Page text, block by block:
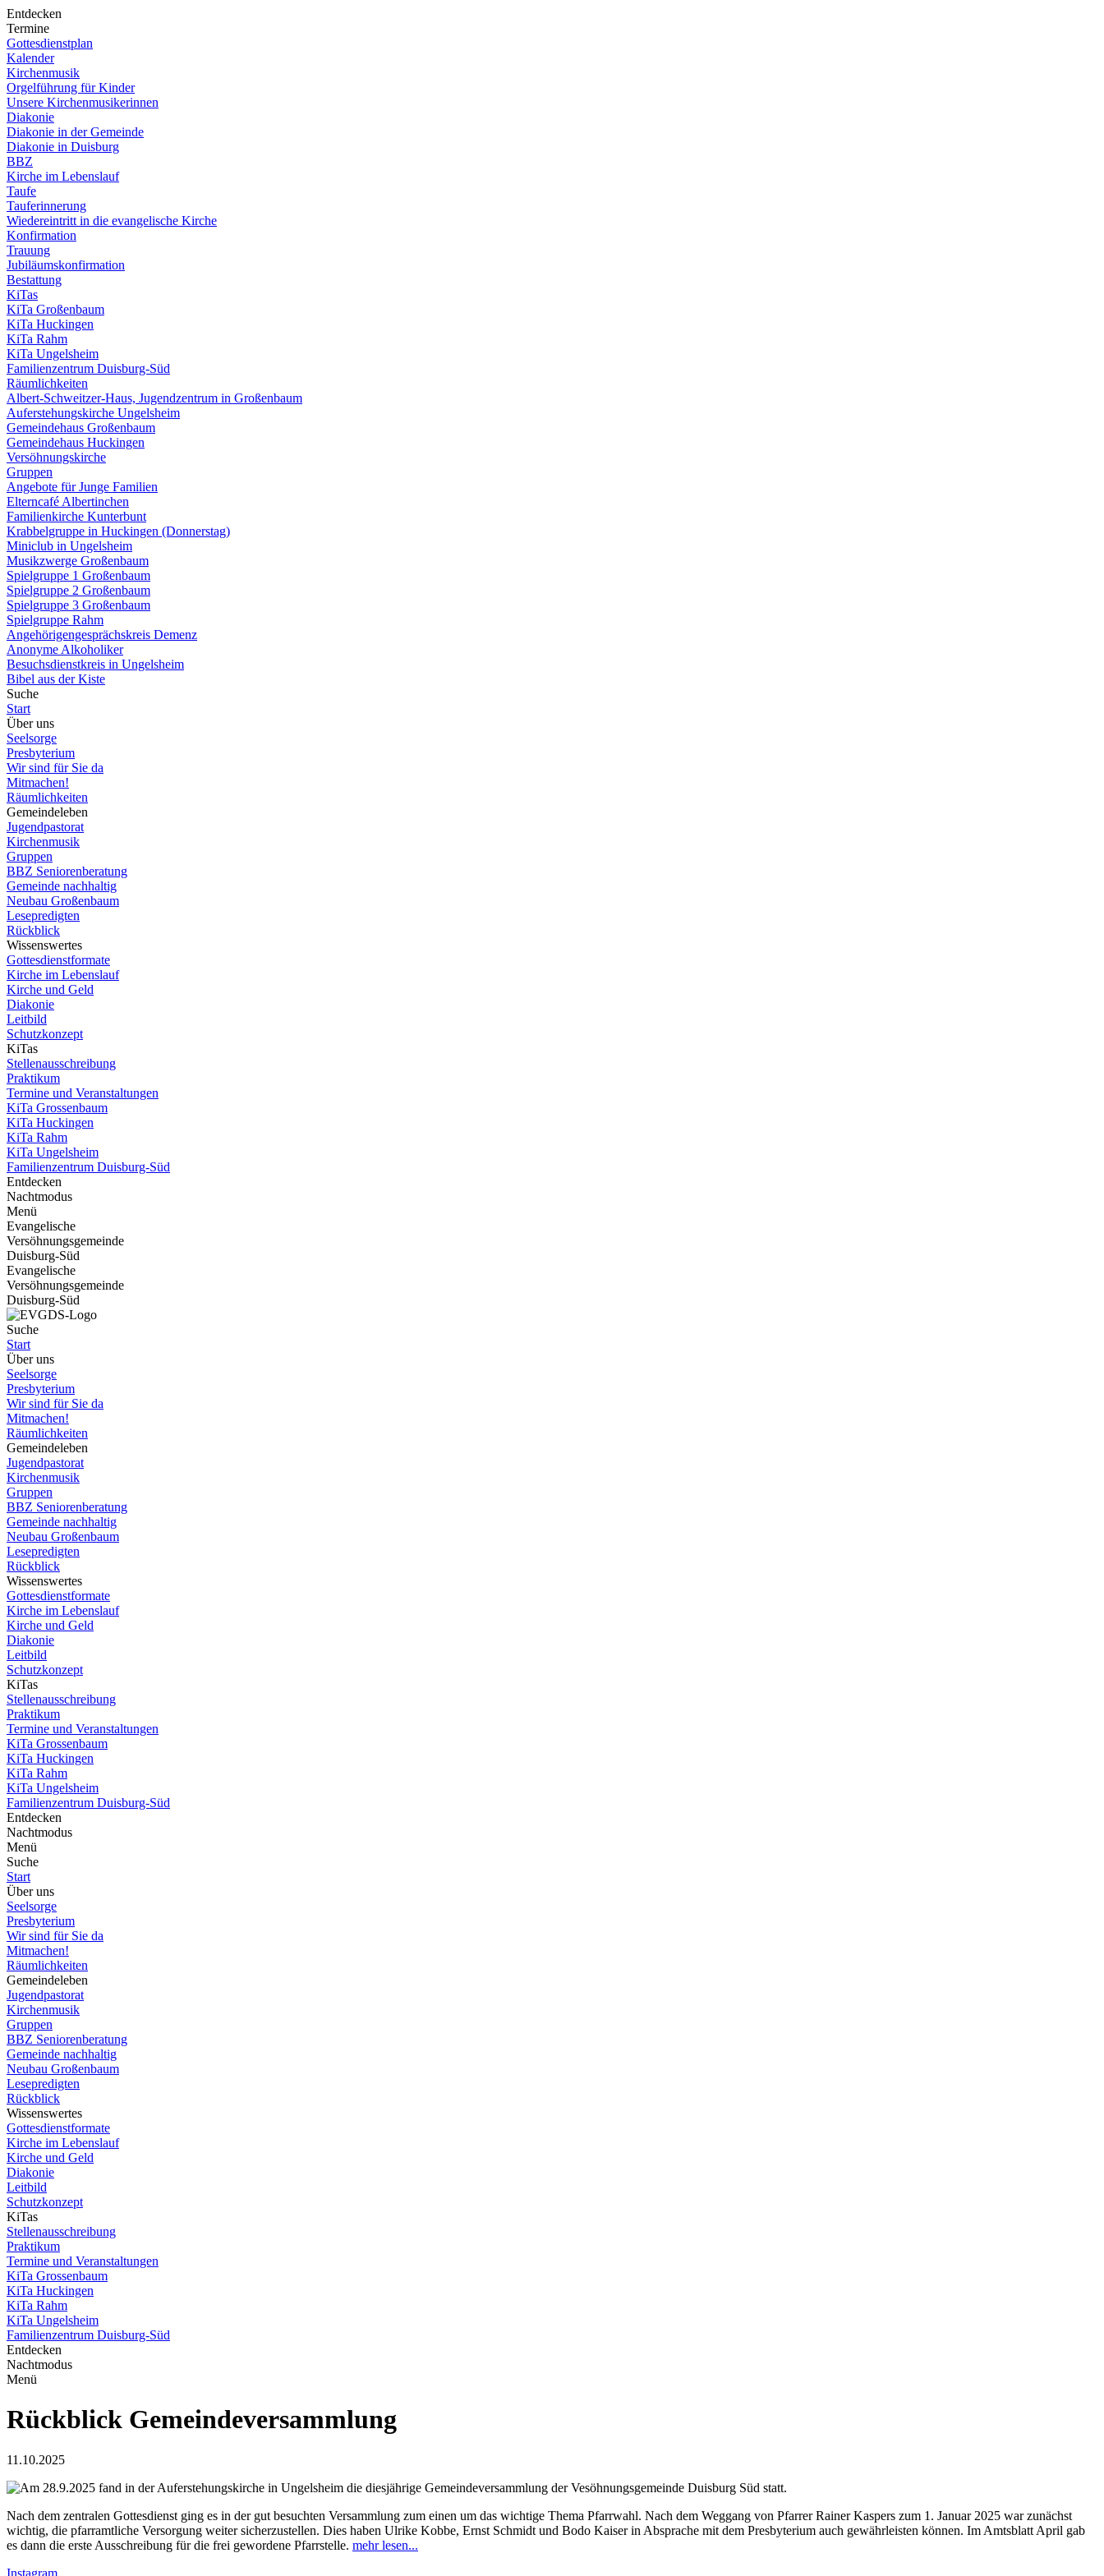
Entdecken
Termine
Gottesdienstplan
Kalender
Kirchenmusik
Orgelführung für Kinder
Unsere Kirchenmusikerinnen
Diakonie
Diakonie in der Gemeinde
Diakonie in Duisburg
BBZ
Kirche im Lebenslauf
Taufe
Tauferinnerung
Wiedereintritt in die evangelische Kirche
Konfirmation
Trauung
Jubiläumskonfirmation
Bestattung
KiTas
KiTa Großenbaum
KiTa Huckingen
KiTa Rahm
KiTa Ungelsheim
Familienzentrum Duisburg-Süd
Räumlichkeiten
Albert-Schweitzer-Haus, Jugendzentrum in Großenbaum
Auferstehungskirche Ungelsheim
Gemeindehaus Großenbaum
Gemeindehaus Huckingen
Versöhnungskirche
Gruppen
Angebote für Junge Familien
Elterncafé Albertinchen
Familienkirche Kunterbunt
Krabbelgruppe in Huckingen (Donnerstag)
Miniclub in Ungelsheim
Musikzwerge Großenbaum
Spielgruppe 1 Großenbaum
Spielgruppe 2 Großenbaum
Spielgruppe 3 Großenbaum
Spielgruppe Rahm
Angehörigengesprächskreis Demenz
Anonyme Alkoholiker
Besuchsdienstkreis in Ungelsheim
Bibel aus der Kiste
Suche
Start
Über uns
Seelsorge
Presbyterium
Wir sind für Sie da
Mitmachen!
Räumlichkeiten
Gemeindeleben
Jugendpastorat
Kirchenmusik
Gruppen
BBZ Seniorenberatung
Gemeinde nachhaltig
Neubau Großenbaum
Lesepredigten
Rückblick
Wissenswertes
Gottesdienstformate
Kirche im Lebenslauf
Kirche und Geld
Diakonie
Leitbild
Schutzkonzept
KiTas
Stellenausschreibung
Praktikum
Termine und Veranstaltungen
KiTa Grossenbaum
KiTa Huckingen
KiTa Rahm
KiTa Ungelsheim
Familienzentrum Duisburg-Süd
Entdecken
Nachtmodus
Menü
Evangelische
Versöhnungsgemeinde
Duisburg-Süd
Evangelische
Versöhnungsgemeinde
Duisburg-Süd
Suche
Start
Über uns
Seelsorge
Presbyterium
Wir sind für Sie da
Mitmachen!
Räumlichkeiten
Gemeindeleben
Jugendpastorat
Kirchenmusik
Gruppen
BBZ Seniorenberatung
Gemeinde nachhaltig
Neubau Großenbaum
Lesepredigten
Rückblick
Wissenswertes
Gottesdienstformate
Kirche im Lebenslauf
Kirche und Geld
Diakonie
Leitbild
Schutzkonzept
KiTas
Stellenausschreibung
Praktikum
Termine und Veranstaltungen
KiTa Grossenbaum
KiTa Huckingen
KiTa Rahm
KiTa Ungelsheim
Familienzentrum Duisburg-Süd
Entdecken
Nachtmodus
Menü
Suche
Start
Über uns
Seelsorge
Presbyterium
Wir sind für Sie da
Mitmachen!
Räumlichkeiten
Gemeindeleben
Jugendpastorat
Kirchenmusik
Gruppen
BBZ Seniorenberatung
Gemeinde nachhaltig
Neubau Großenbaum
Lesepredigten
Rückblick
Wissenswertes
Gottesdienstformate
Kirche im Lebenslauf
Kirche und Geld
Diakonie
Leitbild
Schutzkonzept
KiTas
Stellenausschreibung
Praktikum
Termine und Veranstaltungen
KiTa Grossenbaum
KiTa Huckingen
KiTa Rahm
KiTa Ungelsheim
Familienzentrum Duisburg-Süd
Entdecken
Nachtmodus
Menü
Rückblick Gemeindeversammlung
11.10.2025
Am 28.9.2025 fand in der Auferstehungskirche in Ungelsheim die diesjährige Gemeindeversammlung der Vesöhnungsgemeinde Duisburg Süd statt.
Nach dem zentralen Gottesdienst ging es in der gut besuchten Versammlung zum einen um das wichtige Thema Pfarrwahl. Nach dem Weggang von Pfarrer Rainer Kaspers zum 1. Januar 2025 war zunächst
wichtig, die pfarramtliche Versorgung weiter sicherzustellen. Dies haben Ulrike Kobbe, Ernst Schmidt und Bodo Kaiser in Absprache mit dem Presbyterium auch gewährleisten können. Im Amtsblatt April gab
es dann die erste Ausschreibung für die frei gewordene Pfarrstelle. mehr lesen...
Instagram